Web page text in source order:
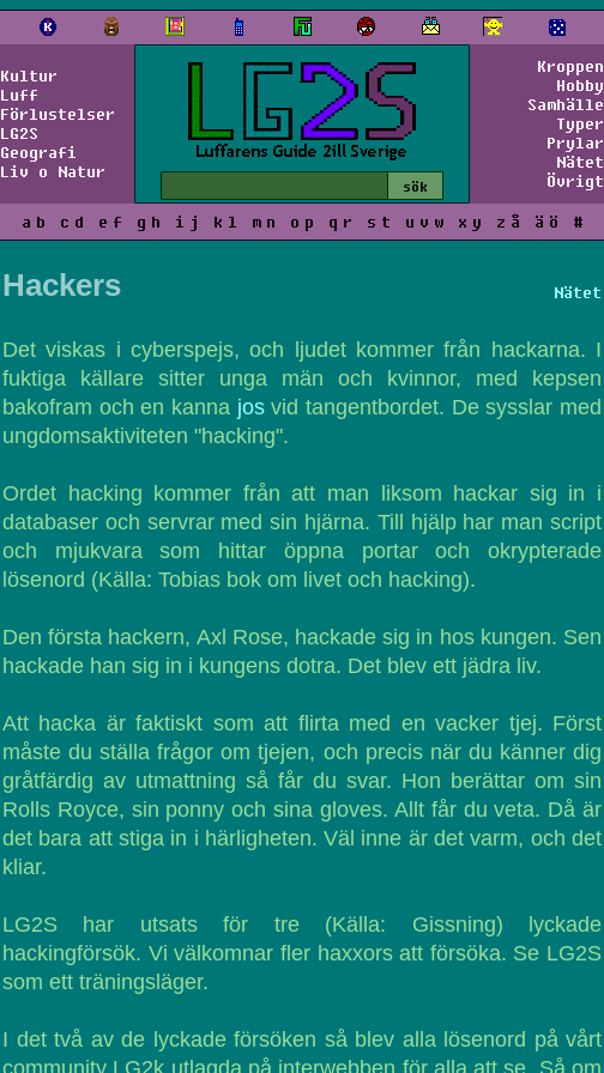
Kultur
Luff
Förlustelser
LG2S
Geografi
Liv o Natur
Kroppen
Hobby
Samhälle
Typer
Prylar
Nätet
Övrigt
a b c d e f g h i j k l m n o p q r s t u v w x y z å ä ö #
Nätet
Hackers
Det viskas i cyberspejs, och ljudet kommer från hackarna. I
fuktiga källare sitter unga män och kvinnor, med kepsen
bakofram och en kanna josvid tangentbordet. De sysslar med
ungdomsaktiviteten "hacking".
Ordet hacking kommer från att man liksom hackar sig in i
databaser och servrar med sin hjärna. Till hjälp har man script
och mjukvara som hittar öppna portar och okrypterade
lösenord (Källa: Tobias bok om livet och hacking).
Den första hackern, Axl Rose, hackade sig in hos kungen. Sen
hackade han sig in i kungens dotra. Det blev ett jädra liv.
Att hacka är faktiskt som att flirta med en vacker tjej. Först
måste du ställa frågor om tjejen, och precis när du känner dig
gråtfärdig av utmattning så får du svar. Hon berättar om sin
Rolls Royce, sin ponny och sina gloves. Allt får du veta. Då är
det bara att stiga in i härligheten. Väl inne är det varm, och det
kliar.
LG2S har utsats för tre (Källa: Gissning) lyckade
hackingförsök. Vi välkomnar fler haxxors att försöka. Se LG2S
som ett träningsläger.
I det två av de lyckade försöken så blev alla lösenord på vårt
community LG2k utlagda på interwebben för alla att se. Så om